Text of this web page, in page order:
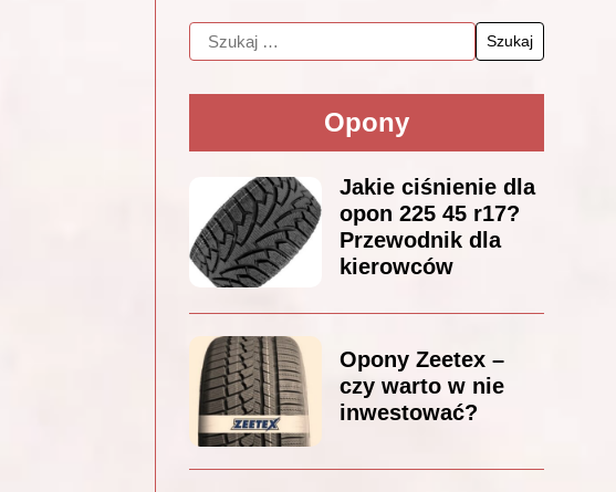
Opony
Jakie ciśnienie dla
opon 225 45 r17?
Przewodnik dla
kierowców
Opony Zeetex –
czy warto w nie
inwestować?